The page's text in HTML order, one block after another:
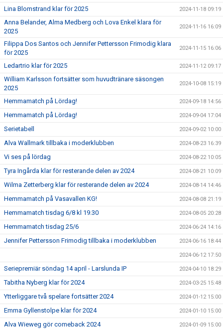
Lina Blomstrand klar för 2025 2024-11-18 09:19
Anna Belander, Alma Medberg och Lova Enkel klara för
2025
2024-11-16 16:09
Filippa Dos Santos och Jennifer Pettersson Frimodig klara
för 2025
2024-11-15 16:06
Ledartrio klar för 2025 2024-11-12 09:17
William Karlsson fortsätter som huvudtränare säsongen
2025
2024-10-08 15:19
Hemmamatch på Lördag! 2024-09-18 14:56
Hemmamatch på Lördag! 2024-09-04 17:04
Serietabell 2024-09-02 10:00
Alva Wallmark tillbaka i moderklubben 2024-08-23 16:39
Vi ses på lördag 2024-08-22 10:05
Tyra Ingårda klar för resterande delen av 2024 2024-08-21 10:09
Wilma Zetterberg klar för resterande delen av 2024 2024-08-14 14:46
Hemmamatch på Vasavallen KG! 2024-08-08 21:19
Hemmamatch tisdag 6/8 kl 19.30 2024-08-05 20:28
Hemmamatch tisdag 25/6 2024-06-24 14:16
Jennifer Pettersson Frimodig tillbaka i moderklubben 2024-06-16 18:44
2024-06-12 17:50
Seriepremiär söndag 14 april - Larslunda IP 2024-04-10 18:29
Tabitha Nyberg klar för 2024 2024-03-25 15:48
Ytterliggare två spelare fortsätter 2024 2024-01-12 15:00
Emma Gyllenstolpe klar för 2024 2024-01-10 15:00
Alva Wieweg gör comeback 2024 2024-01-09 15:00